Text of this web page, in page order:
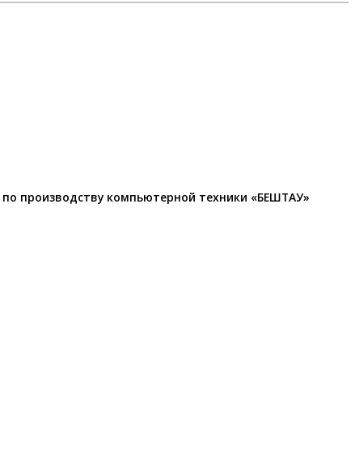
производству компьютерной техники «БЕШТАУ»